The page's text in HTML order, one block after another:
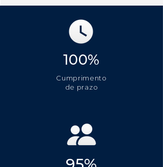
100%
Cumprimento
de prazo